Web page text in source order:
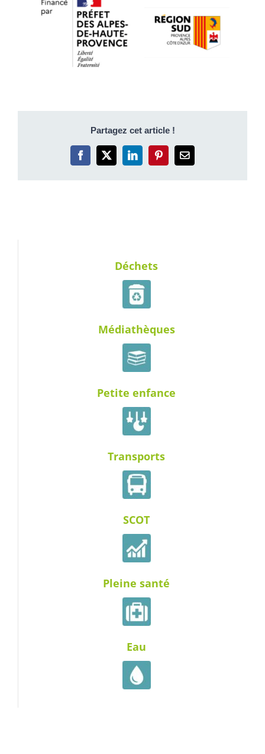
Partagez cet article !
Facebook
X LinkedInPinterestEmail
Déchets
Médiathèques
Petite enfance
Transports
SCOT
Pleine santé
Eau